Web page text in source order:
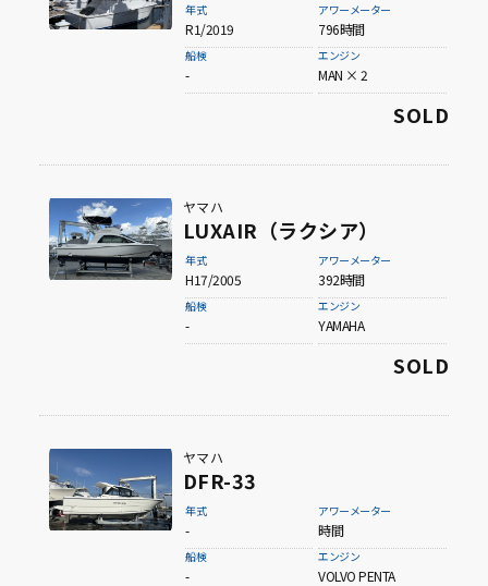
年式
R1/2019
アワーメーター
796時間
船検
-
エンジン
MAN × 2
SOLD
ヤマハ
LUXAIR（ラクシア）
年式
H17/2005
アワーメーター
392時間
船検
-
エンジン
YAMAHA
SOLD
ヤマハ
DFR-33
年式
-
アワーメーター
時間
船検
-
エンジン
VOLVO PENTA